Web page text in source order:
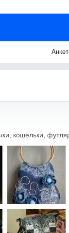
кошельки,